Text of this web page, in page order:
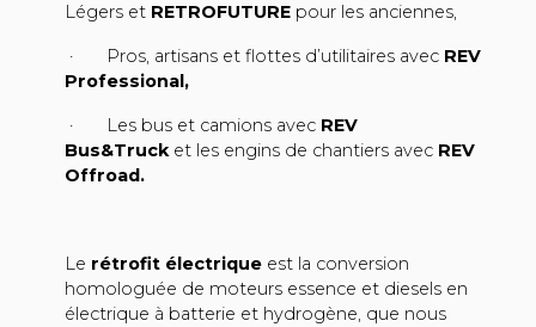
Légers et RETROFUTUREpour les anciennes,
· Pros, artisans et flottes d’utilitaires avec REV
Professional,
· Les bus et camions avec REV
Bus&Truck et les engins de chantiers avec REV
Offroad.
Le rétrofit électriqueest la conversion
homologuée de moteurs essence et diesels en
électrique à batterie et hydrogène, que nous